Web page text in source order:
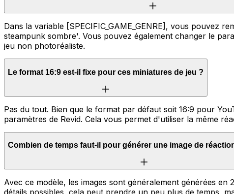
Dans la variable [SPECIFIC_GAME_GENRE], vous pouvez
steampunk sombre'. Vous pouvez également changer le
jeu non photoréaliste.
Le format 16:9 est-il fixe pour ces miniatures de jeu ?
Pas du tout. Bien que le format par défaut soit 16:9 pour
paramètres de Revid. Cela vous permet d'utiliser la même
Combien de temps faut-il pour générer une image de
Avec ce modèle, les images sont généralement générées
détails possibles, cela peut prendre un peu plus de temps,